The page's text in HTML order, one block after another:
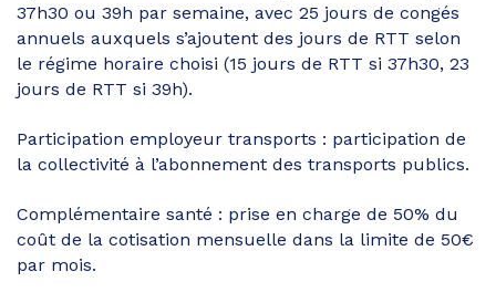
37h30 ou 39h par semaine, avec 25 jours de congés
annuels auxquels s’ajoutent des jours de RTT selon
le régime horaire choisi (15 jours de RTT si 37h30, 23
jours de RTT si 39h).
Participation employeur transports : participation de
la collectivité à l’abonnement des transports publics.
Complémentaire santé : prise en charge de 50% du
coût de la cotisation mensuelle dans la limite de 50€
par mois.